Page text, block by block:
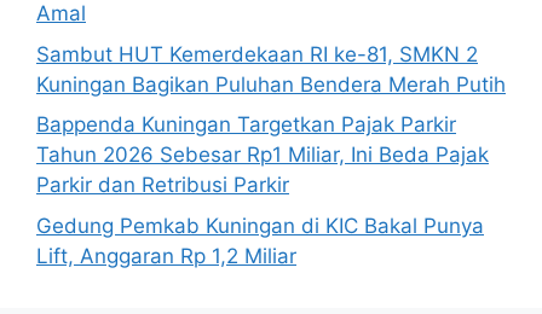
Amal
Sambut HUT Kemerdekaan RI ke-81, SMKN 2
Kuningan Bagikan Puluhan Bendera Merah Putih
Bappenda Kuningan Targetkan Pajak Parkir
Tahun 2026 Sebesar Rp1 Miliar, Ini Beda Pajak
Parkir dan Retribusi Parkir
Gedung Pemkab Kuningan di KIC Bakal Punya
Lift, Anggaran Rp 1,2 Miliar